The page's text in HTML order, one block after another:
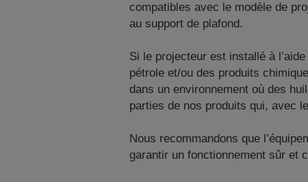
compatibles avec le modèle de
au support de plafond.
Si le projecteur est installé à
pétrole et/ou des produits
dans un environnement où des
parties de nos produits qui, avec
Nous recommandons que
garantir un fonctionnement sûr et